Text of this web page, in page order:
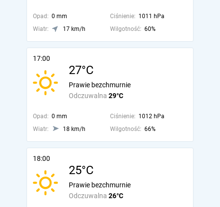
Opad: 0 mm Ciśnienie: 1011 hPa
Wiatr:
17 km/h Wilgotność: 60%
17:00
27°C
Odczuwalna 29°C
Prawie bezchmurnie
Opad: 0 mm Ciśnienie: 1012 hPa
Wiatr:
18 km/h Wilgotność: 66%
18:00
25°C
Odczuwalna 26°C
Prawie bezchmurnie